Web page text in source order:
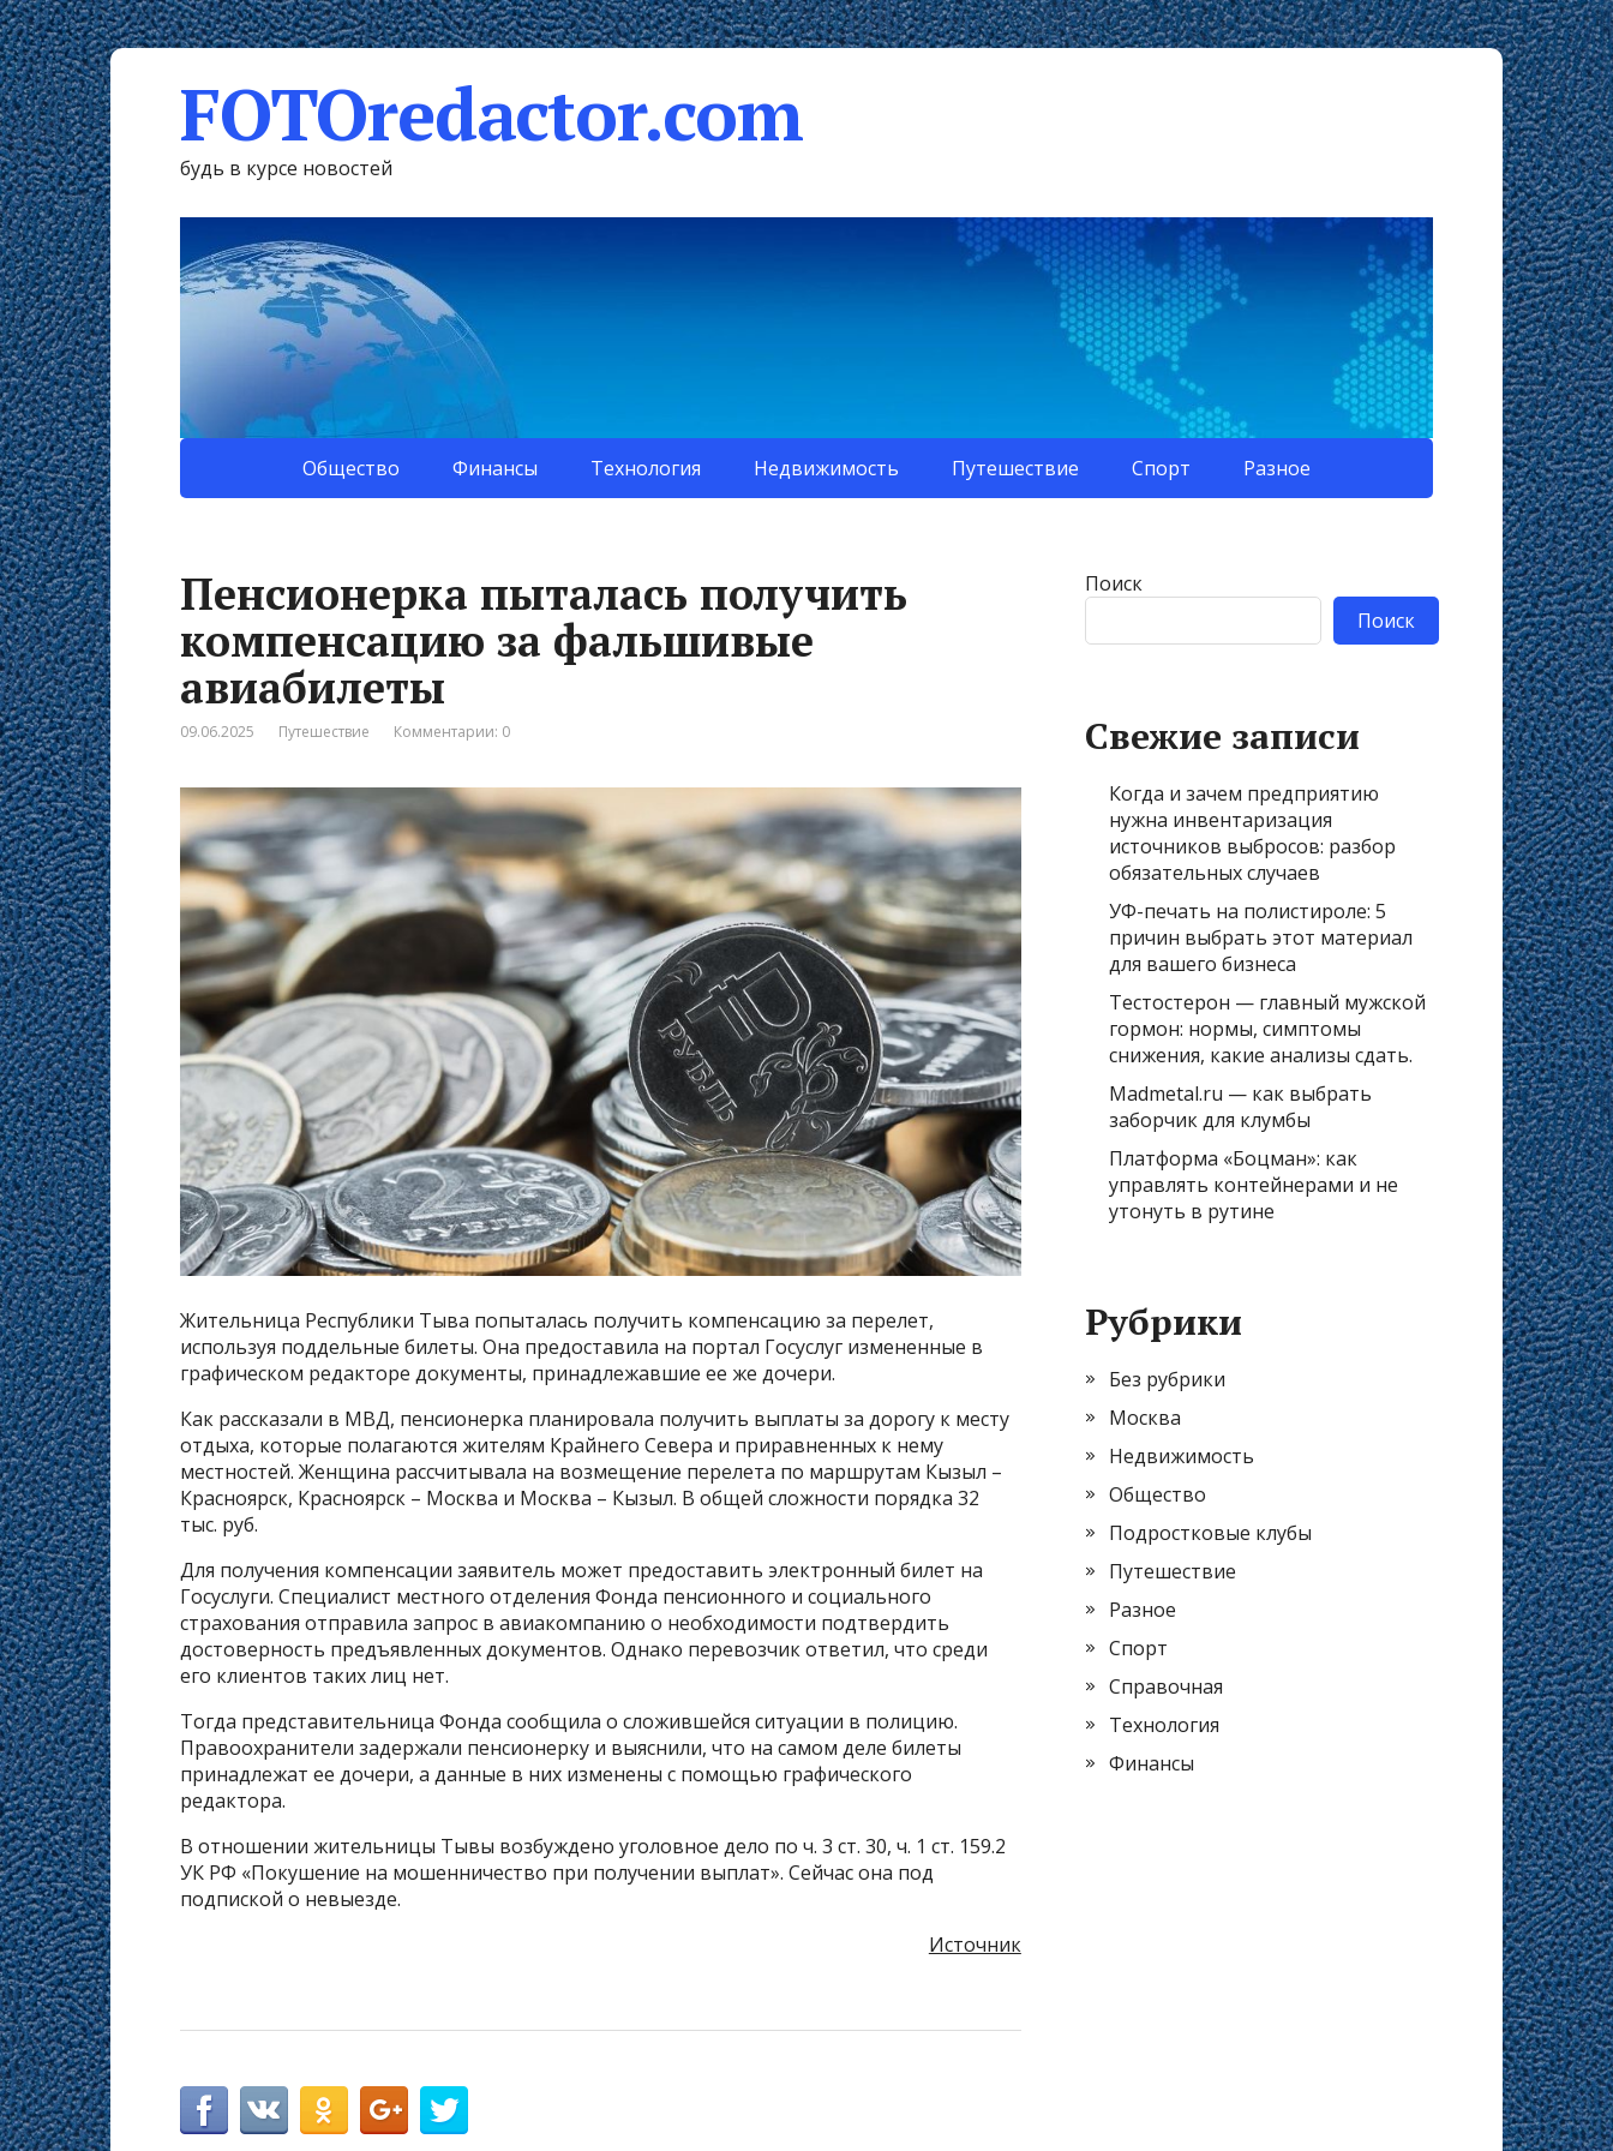
FOTOredactor.com
будь в курсе новостей
Общество Финансы Технология Недвижимость Путешествие Спорт Разное
Пенсионерка пыталась получить
компенсацию за фальшивые
авиабилеты
09.06.2025 Путешествие Комментарии: 0
Жительница Республики Тыва попыталась получить компенсацию за перелет,
используя поддельные билеты. Она предоставила на портал Госуслуг измененные в
графическом редакторе документы, принадлежавшие ее же дочери.
Как рассказали в МВД, пенсионерка планировала получить выплаты за дорогу к месту
отдыха, которые полагаются жителям Крайнего Севера и приравненных к нему
местностей. Женщина рассчитывала на возмещение перелета по маршрутам Кызыл –
Красноярск, Красноярск – Москва и Москва – Кызыл. В общей сложности порядка 32
тыс. руб.
Для получения компенсации заявитель может предоставить электронный билет на
Госуслуги. Специалист местного отделения Фонда пенсионного и социального
страхования отправила запрос в авиакомпанию о необходимости подтвердить
достоверность предъявленных документов. Однако перевозчик ответил, что среди
его клиентов таких лиц нет.
Тогда представительница Фонда сообщила о сложившейся ситуации в полицию.
Правоохранители задержали пенсионерку и выяснили, что на самом деле билеты
принадлежат ее дочери, а данные в них изменены с помощью графического
редактора.
В отношении жительницы Тывы возбуждено уголовное дело по ч. 3 ст. 30, ч. 1 ст. 159.2
УК РФ «Покушение на мошенничество при получении выплат». Сейчас она под
подпиской о невыезде.
Источник
Поиск
Поиск
Свежие записи
Когда и зачем предприятию
нужна инвентаризация
источников выбросов: разбор
обязательных случаев
УФ-печать на полистироле: 5
причин выбрать этот материал
для вашего бизнеса
Тестостерон — главный мужской
гормон: нормы, симптомы
снижения, какие анализы сдать.
Madmetal.ru — как выбрать
заборчик для клумбы
Платформа «Боцман»: как
управлять контейнерами и не
утонуть в рутине
Рубрики
Без рубрики
Москва
Недвижимость
Общество
Подростковые клубы
Путешествие
Разное
Спорт
Справочная
Технология
Финансы